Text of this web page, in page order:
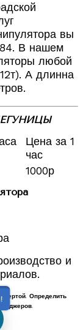
вы
В нашем
любой
А длинна
Цена за 1
час
1000р
и
Определить